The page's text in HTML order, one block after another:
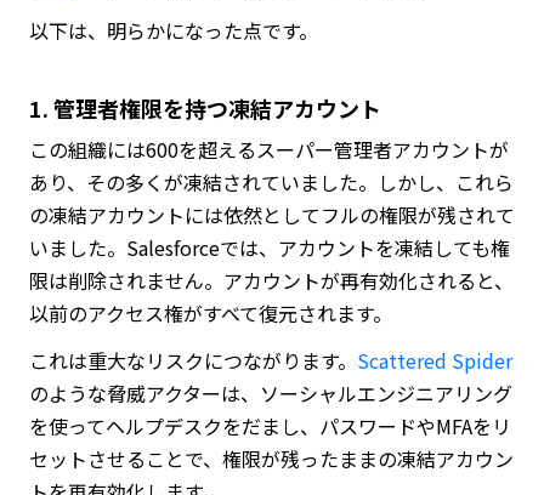
以下は、明らかになった点です。
1. 管理者権限を持つ凍結アカウント
この組織には600を超えるスーパー管理者アカウントが
あり、その多くが凍結されていました。しかし、これら
の凍結アカウントには依然としてフルの権限が残されて
いました。Salesforceでは、アカウントを凍結しても権
限は削除されません。アカウントが再有効化されると、
以前のアクセス権がすべて復元されます。
これは重大なリスクにつながります。 Scattered Spider
のような脅威アクターは、ソーシャルエンジニアリング
を使ってヘルプデスクをだまし、パスワードやMFAをリ
セットさせることで、権限が残ったままの凍結アカウン